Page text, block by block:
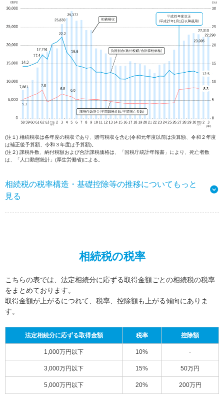
(注１) 相続税収は各年度の税収であり、贈与税収を含む(令和元年度以前は決算額、令和２年度
は補正後予算額、令和３年度は予算額)。
(注２) 課税件数、納付税額および合計課税価格は、「国税庁統計年報書」により、死亡者数
は、「人口動態統計」(厚生労働省)による。
相続税の税率構造・基礎控除等の推移についてもっと
見る
相続税の税率
こちらの表では、法定相続分に応ずる取得金額ごとの相続税の税率
をまとめております。
取得金額が上がるにつれて、税率、控除額も上がる傾向にありま
す。
法定相続分に応ずる取得金額 税率 控除額
1,000万円以下 10% -
3,000万円以下 15% 50万円
5,000万円以下 20% 200万円